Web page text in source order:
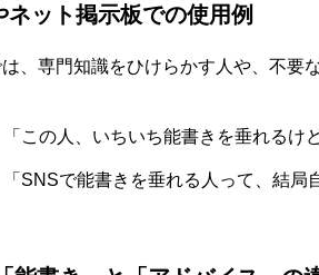
ット掲示板での使用例
、専門知識をひけらかす人や、不要
「この人、いちいち能書きを垂れるけ
「SNSで能書きを垂れる人って、結局